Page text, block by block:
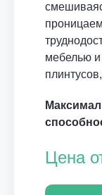
мебелью
Цена